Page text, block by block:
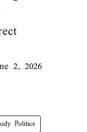
2, 2026
Politics